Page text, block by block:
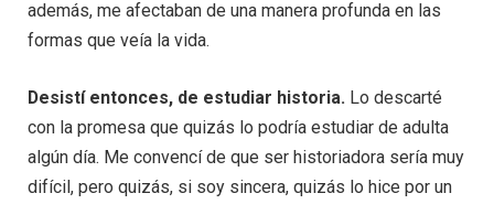
además, me afectaban de una manera profunda en las
formas que veía la vida.
Desistí entonces, de estudiar historia. Lo descarté
con la promesa que quizás lo podría estudiar de adulta
algún día. Me convencí de que ser historiadora sería muy
difícil, pero quizás, si soy sincera, quizás lo hice por un